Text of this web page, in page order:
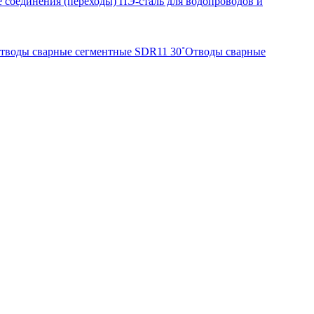
сварные сегментные SDR11 30˚Отводы сварные